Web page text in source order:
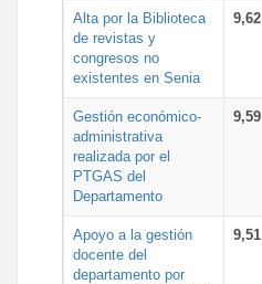
Alta por la Biblioteca
de revistas y
congresos no
existentes en Senia
9,62
Gestión económico-
administrativa
realizada por el
PTGAS del
Departamento
9,59
Apoyo a la gestión
docente del
departamento por
9,51